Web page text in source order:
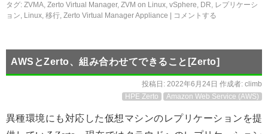
タグ: ZVMA, Zerto Virtual Manager, ZVM on Linux, vSphere, DR, レプリケーシ
ョン, Linux, 移行, Zerto Virtual Manager Appliance コメントする
AWSとZerto、組み合わせてできること[Zerto]
投稿日: 2022年6月24日 作成者: climb
HPE Zerto
Amazon Web Service (AWS)
異種環境にも対応した仮想マシンのレプリケーションを提